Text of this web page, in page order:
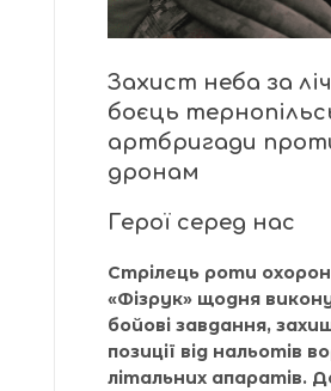
Захист неба за
боєць
артбригади
дронам
Герої серед нас
Стрілець роти
«Фізрук» щодня
бойові завдання,
позиції від нальотів
літальних апаратів.